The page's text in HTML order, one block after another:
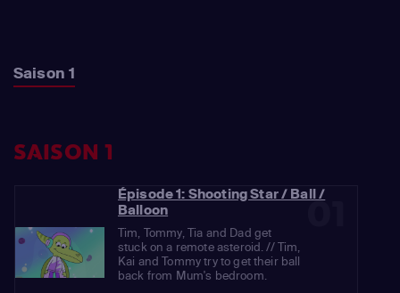
Saison 1
SAISON 1
01
Épisode 1: Shooting Star / Ball /
Balloon
Tim, Tommy, Tia and Dad get
stuck on a remote asteroid. // Tim,
Kai and Tommy try to get their ball
back from Mum's bedroom.